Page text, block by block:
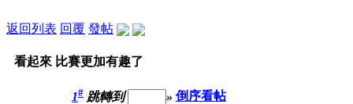
返回列表 回覆 發帖
看起來 比賽更加有趣了
1# 跳轉到 » 倒序看帖